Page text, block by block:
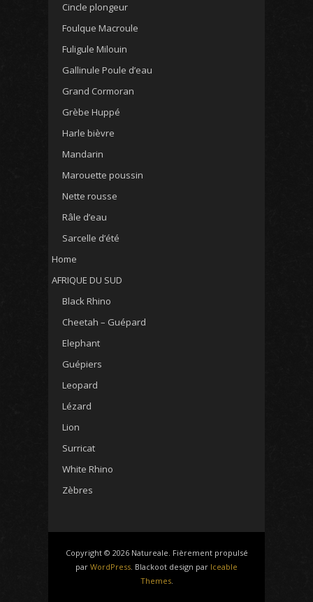
Cincle plongeur
Foulque Macroule
Fuligule Milouin
Gallinule Poule d’eau
Grand Cormoran
Grèbe Huppé
Harle bièvre
Mandarin
Marouette poussin
Nette rousse
Râle d’eau
Sarcelle d’été
Home
AFRIQUE DU SUD
Black Rhino
Cheetah – Guépard
Elephant
Guépiers
Leopard
Lézard
Lion
Surricat
White Rhino
Zèbres
Copyright © 2026 Natureale. Fièrement propulsé
par WordPress. Blackoot design par Iceable
Themes.